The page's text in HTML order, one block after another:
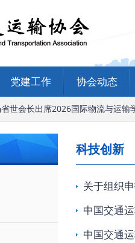
党建工作 协会动态
世会长出席2026国际物流与运输学
科技创新
关于组织
中国交通
中国交通